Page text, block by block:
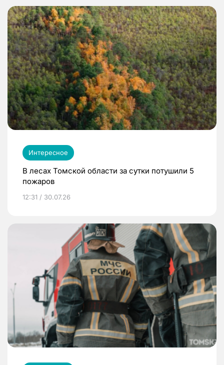
Интересное
В лесах Томской области за сутки потушили 5
пожаров
12:31 / 30.07.26